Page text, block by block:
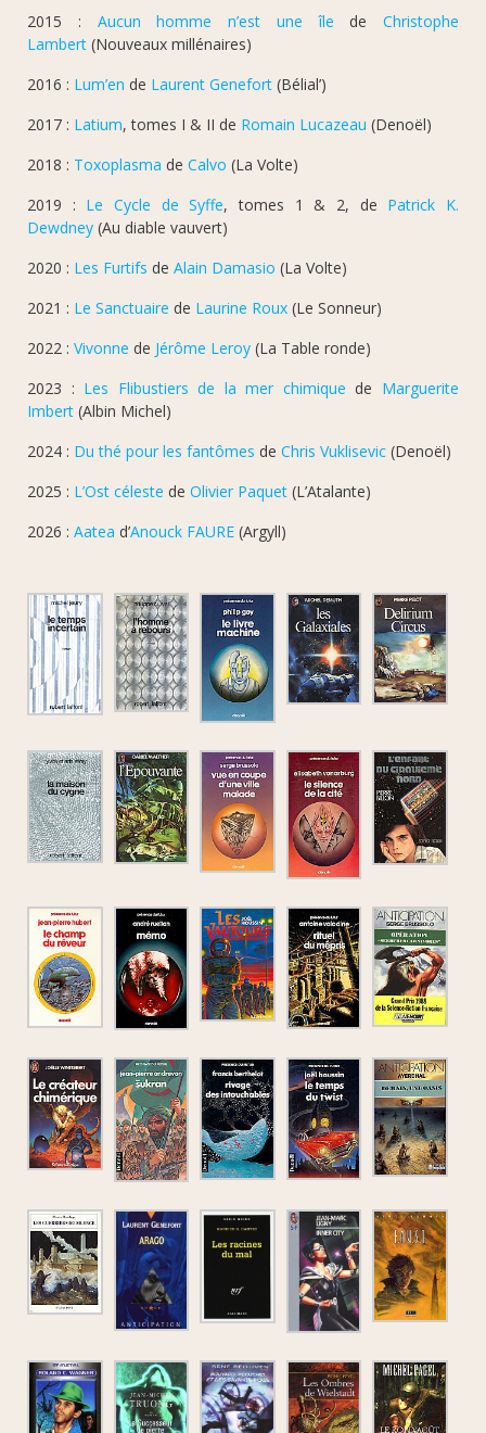
2015 : Aucun homme n’est une île de Christophe
Lambert (Nouveaux millénaires)
2016 : Lum’en de Laurent Genefort (Bélial’)
2017 : Latium, tomes I & II de Romain Lucazeau (Denoël)
2018 : Toxoplasma de Calvo (La Volte)
2019 : Le Cycle de Syffe, tomes 1 & 2, de Patrick K.
Dewdney (Au diable vauvert)
2020 : Les Furtifs de Alain Damasio (La Volte)
2021 : Le Sanctuaire de Laurine Roux (Le Sonneur)
2022 : Vivonne de Jérôme Leroy (La Table ronde)
2023 : Les Flibustiers de la mer chimique de Marguerite
Imbert (Albin Michel)
2024 : Du thé pour les fantômes de Chris Vuklisevic (Denoël)
2025 : L’Ost céleste de Olivier Paquet (L’Atalante)
2026 : Aatea d’Anouck FAURE (Argyll)